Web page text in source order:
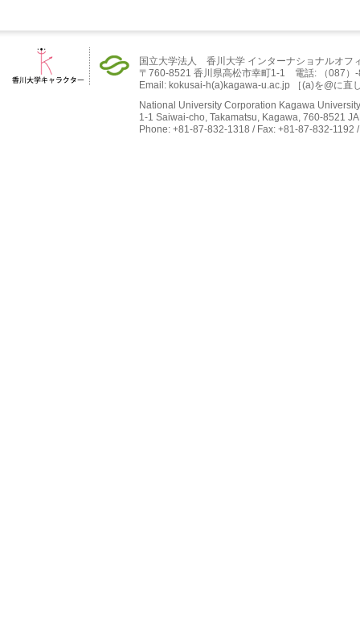
国立大学法人 香川大学 インターナショナルオフ
〒760-8521 香川県高松市幸町1-1 電話: （087）
Email: kokusai-h(a)kagawa-u.ac.jp ［(a)を@に直
National University Corporation Kagawa
1-1 Saiwai-cho, Takamatsu, Kagawa, 760-8521
Phone: +81-87-832-1318 / Fax: +81-87-832-